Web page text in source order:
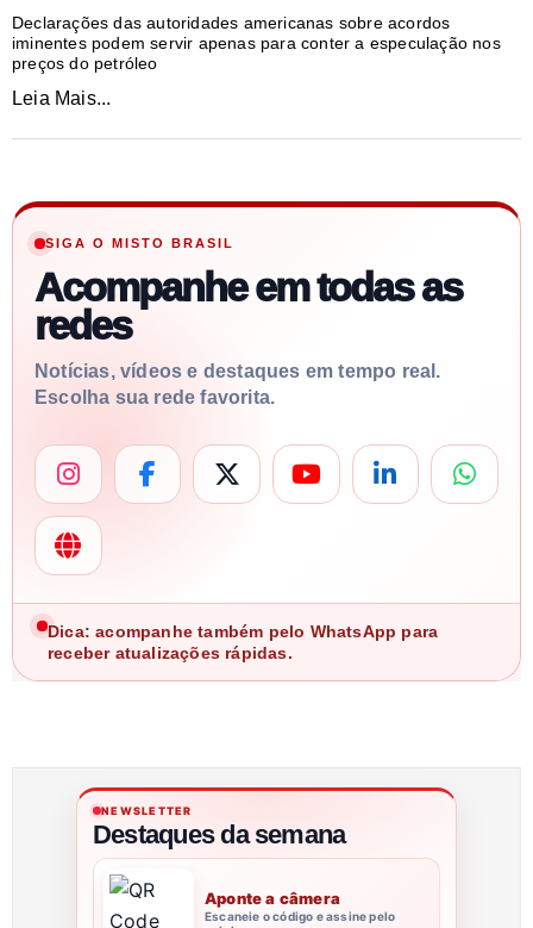
Declarações das autoridades americanas sobre acordos
iminentes podem servir apenas para conter a especulação nos
preços do petróleo
Leia Mais...
SIGA O MISTO BRASIL
Acompanhe em todas as
redes
Notícias, vídeos e destaques em tempo real.
Escolha sua rede favorita.
Dica: acompanhe também pelo WhatsApp para
receber atualizações rápidas.
NEWSLETTER
Destaques da semana
Aponte a câmera
Escaneie o código e assine pelo